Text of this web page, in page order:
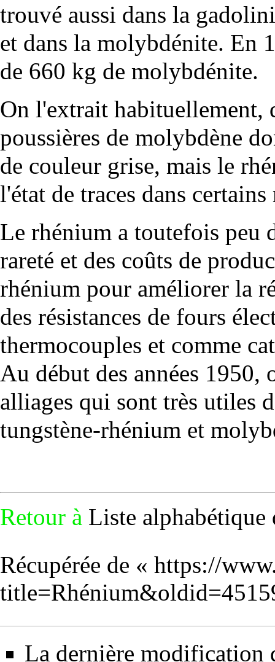
trouvé aussi dans la
et dans la molybdénite. En
de 660 kg de molybdénite.
On l'extrait habituellement,
poussières de molybdène
de couleur grise, mais le
l'état de traces dans certains
Le rhénium a toutefois peu
rareté et des coûts de
rhénium pour améliorer la
des résistances de fours
thermocouples et comme
Au début des années 1950,
alliages qui sont très utiles
tungstène-rhénium et
Retour à Liste alphabétique
Récupérée de « https://
La dernière modification